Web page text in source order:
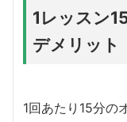
1レッスン
デメリット
1回あたり15分の